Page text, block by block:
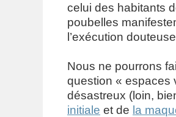
celui des habitants
poubelles
l’exécution
Nous ne pourrons
question « espaces
désastreux (loin,
initiale et de la